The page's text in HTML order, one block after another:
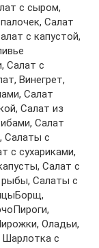
с сыром,
Салат
с капустой,
Салат с
Винегрет,
Салат
Салат из
Салат
Салаты с
с сухариками,
Салат с
рыбы, Салаты с
Оладьи,
Шарлотка с